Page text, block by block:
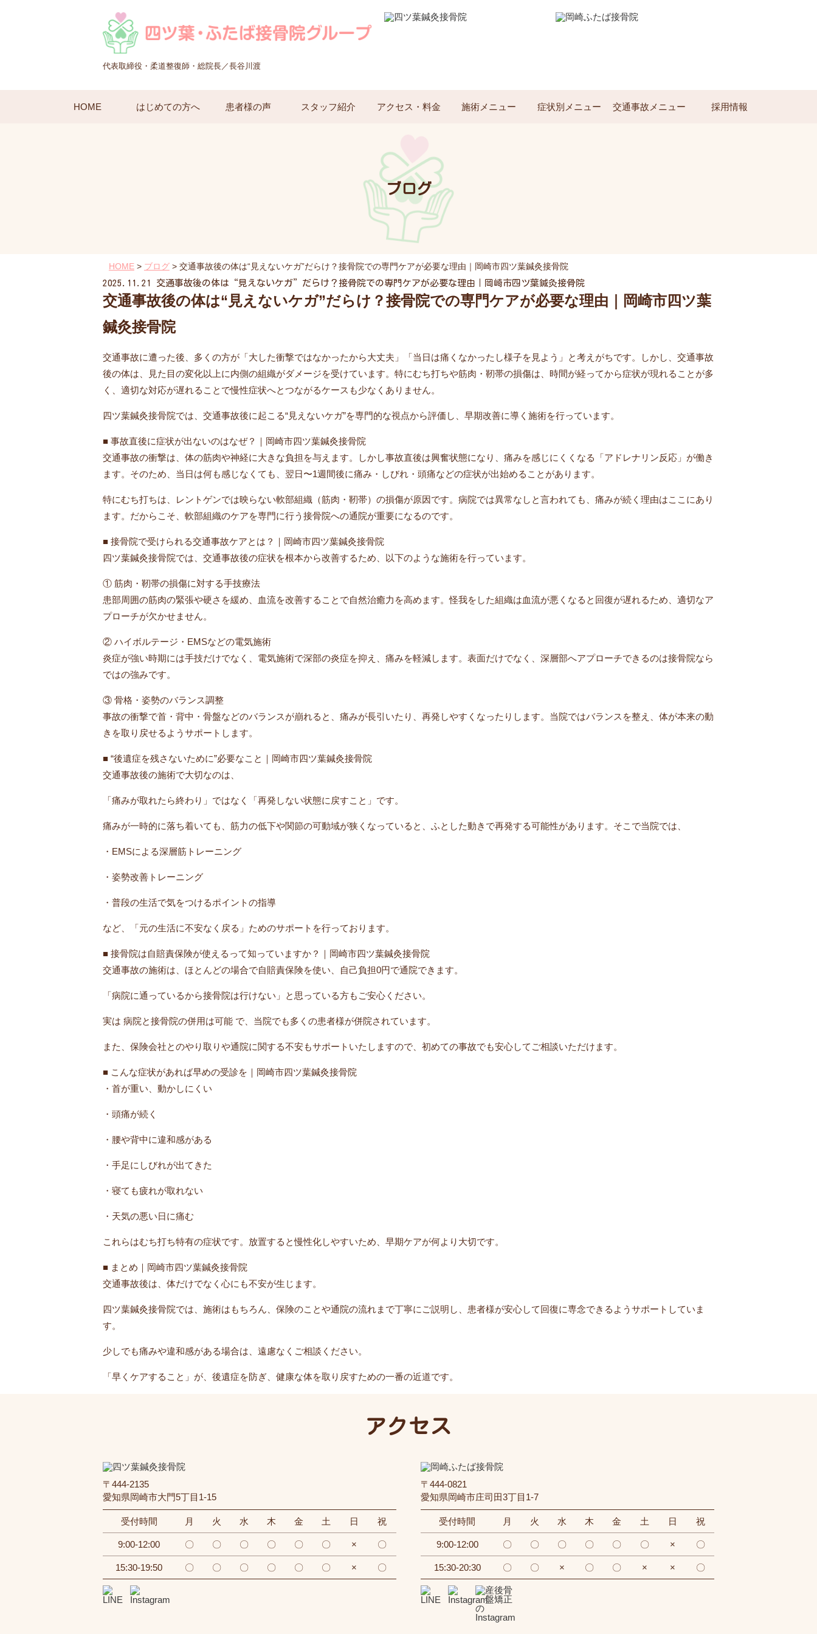
代表取締役・柔道整復師・総院長／長谷川渡
HOME はじめての方へ 患者様の声 スタッフ紹介 アクセス・料金 施術メニュー 症状別メニュー 交通事故メニュー 採用情報
ブログ
HOME> ブログ> 交通事故後の体は“見えないケガ”だらけ？接骨院での専門ケアが必要な理由｜岡崎市四ツ葉鍼灸接骨院
2025.11.21 交通事故後の体は“見えないケガ”だらけ？接骨院での専門ケアが必要な理由｜岡崎市四ツ葉鍼灸接骨院
交通事故後の体は“見えないケガ”だらけ？接骨院での専門ケアが必要な理由｜岡崎市四ツ葉
鍼灸接骨院
交通事故に遭った後、多くの方が「大した衝撃ではなかったから大丈夫」「当日は痛くなかったし様子を見よう」と考えがちです。しかし、交通事故
後の体は、見た目の変化以上に内側の組織がダメージを受けています。特にむち打ちや筋肉・靭帯の損傷は、時間が経ってから症状が現れることが多
く、適切な対応が遅れることで慢性症状へとつながるケースも少なくありません。
四ツ葉鍼灸接骨院では、交通事故後に起こる“見えないケガ”を専門的な視点から評価し、早期改善に導く施術を行っています。
■ 事故直後に症状が出ないのはなぜ？｜岡崎市四ツ葉鍼灸接骨院
交通事故の衝撃は、体の筋肉や神経に大きな負担を与えます。しかし事故直後は興奮状態になり、痛みを感じにくくなる「アドレナリン反応」が働き
ます。そのため、当日は何も感じなくても、翌日〜1週間後に痛み・しびれ・頭痛などの症状が出始めることがあります。
特にむち打ちは、レントゲンでは映らない軟部組織（筋肉・靭帯）の損傷が原因です。病院では異常なしと言われても、痛みが続く理由はここにあり
ます。だからこそ、軟部組織のケアを専門に行う接骨院への通院が重要になるのです。
■ 接骨院で受けられる交通事故ケアとは？｜岡崎市四ツ葉鍼灸接骨院
四ツ葉鍼灸接骨院では、交通事故後の症状を根本から改善するため、以下のような施術を行っています。
① 筋肉・靭帯の損傷に対する手技療法
患部周囲の筋肉の緊張や硬さを緩め、血流を改善することで自然治癒力を高めます。怪我をした組織は血流が悪くなると回復が遅れるため、適切なア
プローチが欠かせません。
② ハイボルテージ・EMSなどの電気施術
炎症が強い時期には手技だけでなく、電気施術で深部の炎症を抑え、痛みを軽減します。表面だけでなく、深層部へアプローチできるのは接骨院なら
ではの強みです。
③ 骨格・姿勢のバランス調整
事故の衝撃で首・背中・骨盤などのバランスが崩れると、痛みが長引いたり、再発しやすくなったりします。当院ではバランスを整え、体が本来の動
きを取り戻せるようサポートします。
■ “後遺症を残さないために”必要なこと｜岡崎市四ツ葉鍼灸接骨院
交通事故後の施術で大切なのは、
「痛みが取れたら終わり」ではなく「再発しない状態に戻すこと」です。
痛みが一時的に落ち着いても、筋力の低下や関節の可動域が狭くなっていると、ふとした動きで再発する可能性があります。そこで当院では、
・EMSによる深層筋トレーニング
・姿勢改善トレーニング
・普段の生活で気をつけるポイントの指導
など、「元の生活に不安なく戻る」ためのサポートを行っております。
■ 接骨院は自賠責保険が使えるって知っていますか？｜岡崎市四ツ葉鍼灸接骨院
交通事故の施術は、ほとんどの場合で自賠責保険を使い、自己負担0円で通院できます。
「病院に通っているから接骨院は行けない」と思っている方もご安心ください。
実は 病院と接骨院の併用は可能 で、当院でも多くの患者様が併院されています。
また、保険会社とのやり取りや通院に関する不安もサポートいたしますので、初めての事故でも安心してご相談いただけます。
■ こんな症状があれば早めの受診を｜岡崎市四ツ葉鍼灸接骨院
・首が重い、動かしにくい
・頭痛が続く
・腰や背中に違和感がある
・手足にしびれが出てきた
・寝ても疲れが取れない
・天気の悪い日に痛む
これらはむち打ち特有の症状です。放置すると慢性化しやすいため、早期ケアが何より大切です。
■ まとめ｜岡崎市四ツ葉鍼灸接骨院
交通事故後は、体だけでなく心にも不安が生じます。
四ツ葉鍼灸接骨院では、施術はもちろん、保険のことや通院の流れまで丁寧にご説明し、患者様が安心して回復に専念できるようサポートしていま
す。
少しでも痛みや違和感がある場合は、遠慮なくご相談ください。
「早くケアすること」が、後遺症を防ぎ、健康な体を取り戻すための一番の近道です。
アクセス
〒444-2135
愛知県岡崎市大門5丁目1-15
受付時間 月 火 水 木 金 土 日 祝
9:00-12:00 〇 〇 〇 〇 〇 〇 × 〇
15:30-19:50 〇 〇 〇 〇 〇 〇 × 〇
〒444-0821
愛知県岡崎市庄司田3丁目1-7
受付時間 月 火 水 木 金 土 日 祝
9:00-12:00 〇 〇 〇 〇 〇 〇 × 〇
15:30-20:30 〇 〇 × 〇 〇 × × 〇